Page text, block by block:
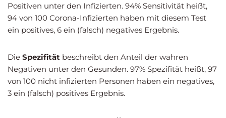
Positiven unter den Infizierten. 94% Sensitivität heißt,
94 von 100 Corona-Infizierten haben mit diesem Test
ein positives, 6 ein (falsch) negatives Ergebnis.
Die Spezifität beschreibt den Anteil der wahren
Negativen unter den Gesunden. 97% Spezifität heißt, 97
von 100 nicht infizierten Personen haben ein negatives,
3 ein (falsch) positives Ergebnis.